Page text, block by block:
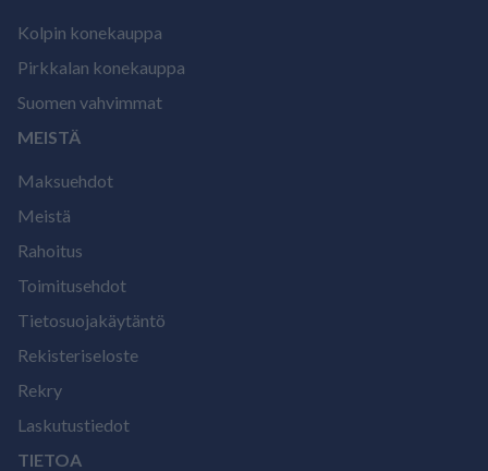
Kolpin konekauppa
Pirkkalan konekauppa
Suomen vahvimmat
MEISTÄ
Maksuehdot
Meistä
Rahoitus
Toimitusehdot
Tietosuojakäytäntö
Rekisteriseloste
Rekry
Laskutustiedot
TIETOA